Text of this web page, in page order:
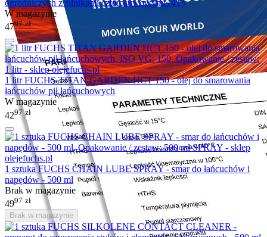
ogrodniczych z silnikami czterosuwowymi (4T)
W magazynie
4797 zł
1 litr FUCHS TITAN GARDEN HCT 150 - olej do smarowania
łańcuchów pił łańcuchowych
W magazynie
4297 zł
1 sztuka FUCHS CHAIN LUBE SPRAY - smar do łańcuchów i
napędów - 500 ml
Brak w magazynie
4997 zł
Brak w magazynie